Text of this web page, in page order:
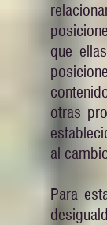
que
otras
al
Para